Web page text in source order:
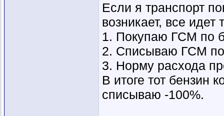
Если я транспорт
возникает, все
1. Покупаю ГСМ по
2. Списываю ГСМ
3. Норму расхода
В итоге тот бензин
списываю -100%.